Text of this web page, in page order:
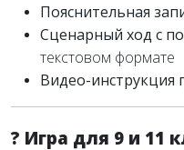
Пояснительная
Сценарный ход с
текстовом формате
Видео-инструкция
? Игра для 9 и 11